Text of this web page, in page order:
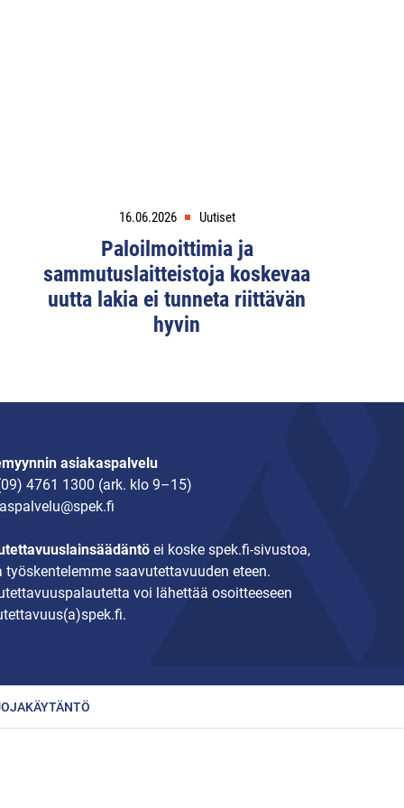
16.06.2026 Uutiset
Paloilmoittimia ja
sammutuslaitteistoja koskevaa
uutta lakia ei tunneta riittävän
hyvin
asiakaspalvelu
4761 1300 (ark. klo 9–15)
ei koske spek.fi-sivustoa,
työskentelemme saavutettavuuden eteen.
voi lähettää osoitteeseen